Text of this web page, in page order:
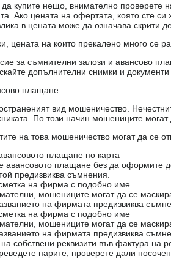
купите нещо, внимателно проверете
Ако цената на офертата, която сте
в цената може да означава скрити
цената на които прекалено много се
за съмнителни залози и авансово
допълнителни снимки и
плащане
вид мошеничество.
По този начин мошениците
на това мошеничество могат да се
плащане по карта
авансовото плащане без да оформите
предизвиква съмнения.
на фирма с подобно име
мошениците могат да се
на фирмата предизвиква
на фирма с подобно име
мошениците могат да се
на фирмата предизвиква
собствени реквизити във фактура на
парите, проверете дали